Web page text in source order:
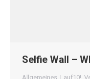
Selfie Wall –
Allgemeines Lauf10!